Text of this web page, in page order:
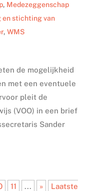
, Medezeggenschap
en stichting van
, WMS
de mogelijkheid
met een eventuele
pleit de
(VOO) in een brief
Sander
11 ... »
Laatste